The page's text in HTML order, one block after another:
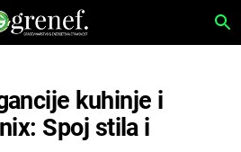
kuhinje i
Spoj stila i